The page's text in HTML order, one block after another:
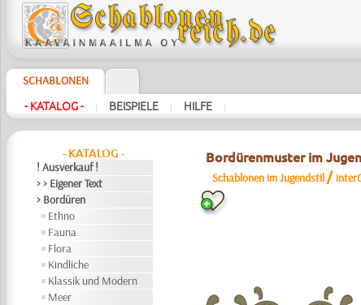
SCHABLONEN
- KATALOG - | BEISPIELE | HILFE |
- KATALOG -
! Ausverkauf !
> > Eigener Text
> Bordüren
Ethno
Fauna
Flora
Kindliche
Klassik und Modern
Meer
Bordürenmuster im
Schablonen im Jugendstil /